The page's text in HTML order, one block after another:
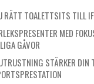
RÄTT TOALETTSITS TILL
MED
GÅVOR
STÄRKER DIN